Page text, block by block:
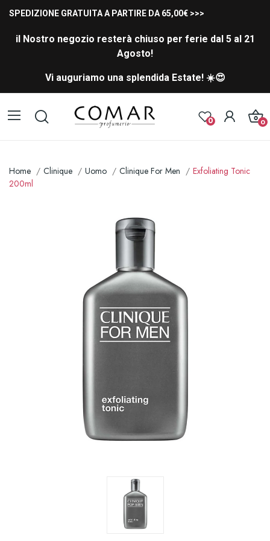
SPEDIZIONE GRATUITA A PARTIRE DA 65,00€ >>>
il Nostro negozio resterà chiuso per ferie dal 5 al 21
Agosto!
Vi auguriamo una splendida Estate! ☀️😍
0 0
Home Clinique Uomo Clinique For Men
Exfoliating Tonic
200ml